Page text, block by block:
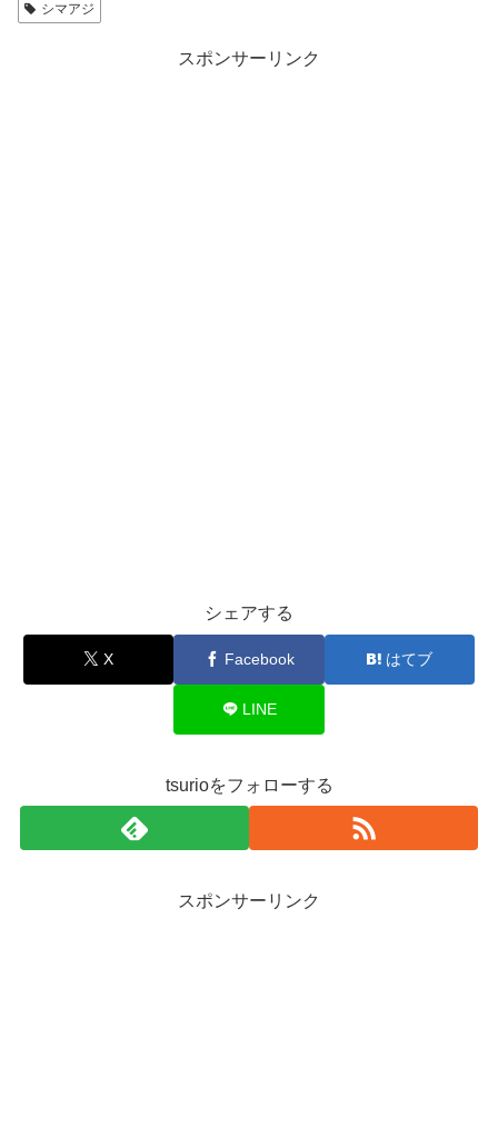
シマアジ
スポンサーリンク
シェアする
X Facebook はてブ
LINE
tsurioをフォローする
スポンサーリンク